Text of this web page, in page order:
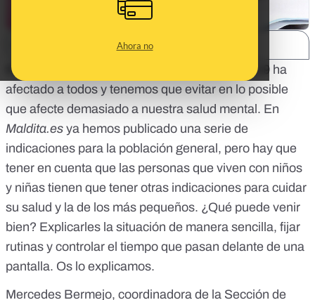
Ahora no
El estado de alarma decretado por el COVID-19 ha
afectado a todos y tenemos que evitar en lo posible
que afecte demasiado a nuestra salud mental. En
Maldita.es ya hemos publicado una serie de
indicaciones para la población general, pero hay que
tener en cuenta que las personas que viven con niños
y niñas tienen que tener otras indicaciones para cuidar
su salud y la de los más pequeños. ¿Qué puede venir
bien? Explicarles la situación de manera sencilla, fijar
rutinas y controlar el tiempo que pasan delante de una
pantalla. Os lo explicamos.
Mercedes Bermejo, coordinadora de la Sección de